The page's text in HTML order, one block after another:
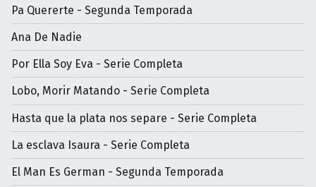
Pa Quererte - Segunda Temporada
Ana De Nadie
Por Ella Soy Eva - Serie Completa
Lobo, Morir Matando - Serie Completa
Hasta que la plata nos separe - Serie Completa
La esclava Isaura - Serie Completa
El Man Es German - Segunda Temporada